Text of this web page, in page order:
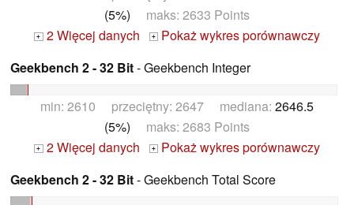
(5%) maks: 2633 Points
+ 2 Więcej danych +
Pokaż wykres porównawczy
Geekbench 2 - 32 Bit- Geekbench Integer
min: 2610 przeciętny: 2647 mediana: 2646.5
(5%) maks: 2683 Points
+ 2 Więcej danych +
Pokaż wykres porównawczy
Geekbench 2 - 32 Bit- Geekbench Total Score